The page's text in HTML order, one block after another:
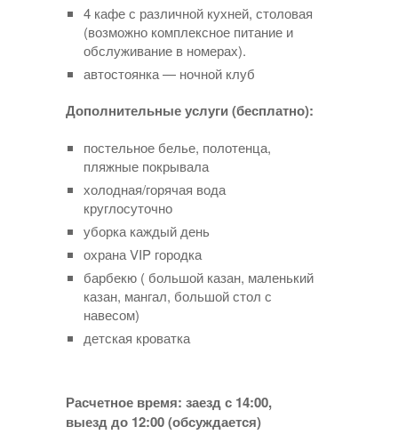
4 кафе с различной кухней, столовая
(возможно комплексное питание и
обслуживание в номерах).
автостоянка — ночной клуб
Дополнительные услуги (бесплатно):
постельное белье, полотенца,
пляжные покрывала
холодная/горячая вода
круглосуточно
уборка каждый день
охрана VIP городка
барбекю ( большой казан, маленький
казан, мангал, большой стол с
навесом)
детская кроватка
Расчетное время: заезд с 14:00,
выезд до 12:00 (обсуждается)